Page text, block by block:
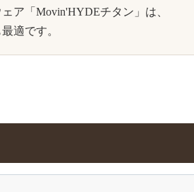
ア「Movin'HYDEチタン」は、
適です。